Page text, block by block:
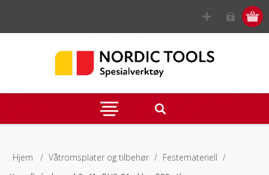
Hjem / Våtromsplater og tilbehør / Festemateriell /